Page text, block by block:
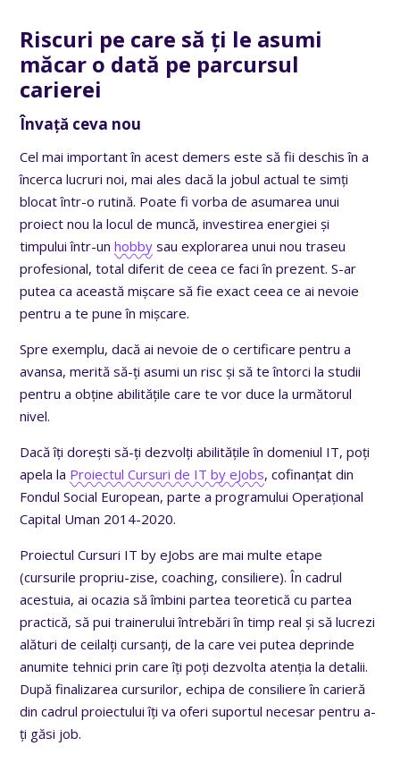
Riscuri pe care să ți le asumi
măcar o dată pe parcursul
carierei
Învață ceva nou
Cel mai important în acest demers este să fii deschis în a
încerca lucruri noi, mai ales dacă la jobul actual te simți
blocat într-o rutină. Poate fi vorba de asumarea unui
proiect nou la locul de muncă, investirea energiei și
timpului într-unhobby sau explorarea unui nou traseu
profesional, total diferit de ceea ce faci în prezent. S-ar
putea ca această mișcare să fie exact ceea ce ai nevoie
pentru a te pune în mișcare.
Spre exemplu, dacă ai nevoie de o certificare pentru a
avansa, merită să-ți asumi un risc și să te întorci la studii
pentru a obține abilitățile care te vor duce la următorul
nivel.
Dacă îți dorești să-ți dezvolți abilitățile în domeniul IT, poți
apela la Proiectul Cursuri de IT by eJobs, cofinanțat din
Fondul Social European, parte a programului Operațional
Capital Uman 2014-2020.
Proiectul Cursuri IT by eJobs are mai multe etape
(cursurile propriu-zise, coaching, consiliere). În cadrul
acestuia, ai ocazia să îmbini partea teoretică cu partea
practică, să pui trainerului întrebări în timp real și să lucrezi
alături de ceilalți cursanți, de la care vei putea deprinde
anumite tehnici prin care îți poți dezvolta atenția la detalii.
După finalizarea cursurilor, echipa de consiliere în carieră
din cadrul proiectului îți va oferi suportul necesar pentru a-
ți găsi job.